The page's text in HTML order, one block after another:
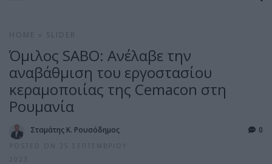
HOME SLIDER
Όμιλος SABO: Ανέλαβε την
αναβάθμιση του εργοστασίου
κεραμοποιίας της Cemacon στη
Ρουμανία
Σταμάτης Κ. Ρουσόδημος
POSTED ON 25 ΣΕΠΤΕΜΒΡΊΟΥ
2023
0